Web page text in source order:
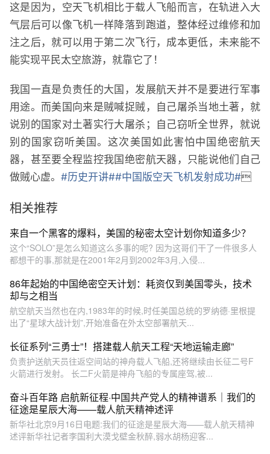
这是因为，空天飞机相比于载人飞船而言，在轨进入大
气层后可以像飞机一样降落到跑道，整体经过维修和加
注之后，就可以用于第二次飞行，成本更低，未来能不
能实现平民太空旅游，就靠它了！
我国一直是负责任的大国，发展航天并不是要进行军事
用途。而美国向来是贼喊捉贼，自己屠杀当地土著，就
说别的国家对土著实行大屠杀；自己窃听全世界，就说
别的国家窃听美国。这次美国如此害怕中国绝密航天
器，甚至要全程监控我国绝密航天器，只能说他们自己
做贼心虚。 #历史开讲##中国版空天飞机发射成功#
相关推荐
来自一个黑客的爆料，美国的秘密太空计划你知道多少？
这个“SOLO”是怎么知道这么多事的呢? 因为这哥们干了一件很多人
都想干的事,那就是在2001年2月到2002年3月,入侵...
86年起始的中国绝密空天计划：耗资仅到美国零头，技术
却与之相当
航空航天当然也在内,1983年的时候,时任美国总统的罗纳德·里根提
出了“星球大战计划”,开始准备在外太空部署航天...
长征系列“三勇士”！搭建载人航天工程“天地运输走廊”
负责护送航天员往返空间站的神舟载人飞船,还将继续由长征二号F
火箭进行发射。 长二F火箭是神舟飞船的专属座驾,被...
奋斗百年路 启航新征程·中国共产党人的精神谱系｜我们的
征途是星辰大海——载人航天精神述评
新华社北京9月16日电题:我们的征途是星辰大海——载人航天精神
述评新华社记者李国利大漠戈壁金秋醉,弱水胡杨迎客...